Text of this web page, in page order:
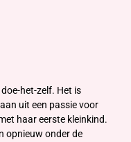
het-zelf. Het is
uit een passie voor
haar eerste kleinkind.
opnieuw onder de